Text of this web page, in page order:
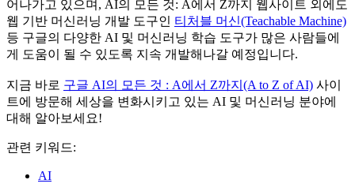
어나가고 있으며, AI의 모든 것: A에서 Z까지 웹사이트 외에도
웹 기반 머신러닝 개발 도구인 티처블 머신(Teachable Machine)
등 구글의 다양한 AI 및 머신러닝 학습 도구가 많은 사람들에
게 도움이 될 수 있도록 지속 개발해나갈 예정입니다.
지금 바로 구글 AI의 모든 것 : A에서 Z까지(A to Z of AI) 사이
트에 방문해 세상을 변화시키고 있는 AI 및 머신러닝 분야에
대해 알아보세요!
관련 키워드:
AI